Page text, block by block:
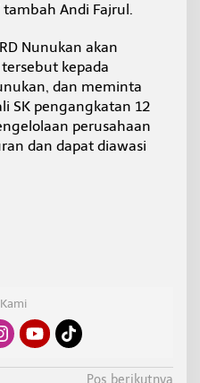
Andi Fajrul.
Nunukan akan
kepada
dan meminta
SK pengangkatan 12
perusahaan
dan dapat diawasi